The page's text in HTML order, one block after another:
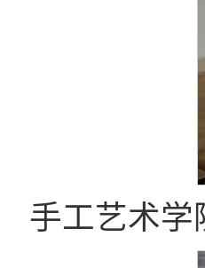
手工艺术学